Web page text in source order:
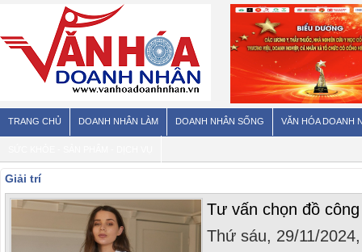
TRANG CHỦ DOANH NHÂN LÀM DOANH NHÂN SỐNG VĂN HÓA DOANH
Giải trí
Tư vấn chọn đồ
Thứ sáu, 29/11/